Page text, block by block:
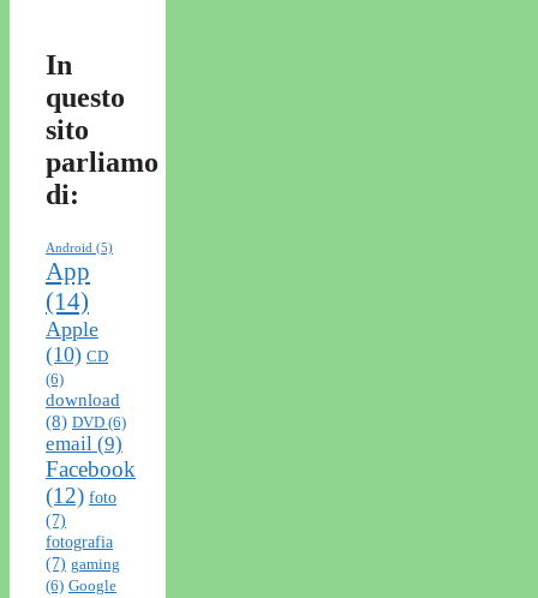
In
questo
sito
parliamo
di:
Android (5)
App
(14)
Apple
(10) CD
(6)
download
(8) DVD (6)
email (9)
Facebook
(12) foto
(7)
fotografia
(7) gaming
(6) Google